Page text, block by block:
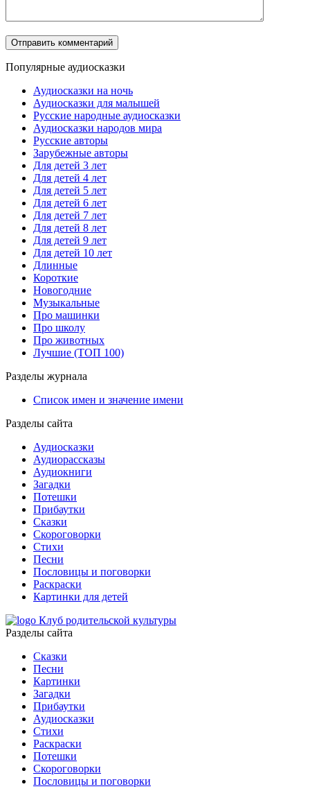
Популярные аудиосказки
Аудиосказки на ночь
Аудиосказки для малышей
Русские народные аудиосказки
Аудиосказки народов мира
Русские авторы
Зарубежные авторы
Для детей 3 лет
Для детей 4 лет
Для детей 5 лет
Для детей 6 лет
Для детей 7 лет
Для детей 8 лет
Для детей 9 лет
Для детей 10 лет
Длинные
Короткие
Новогодние
Музыкальные
Про машинки
Про школу
Про животных
Лучшие (ТОП 100)
Разделы журнала
Список имен и значение имени
Разделы сайта
Аудиосказки
Аудиорассказы
Аудиокниги
Загадки
Потешки
Прибаутки
Сказки
Скороговорки
Стихи
Песни
Пословицы и поговорки
Раскраски
Картинки для детей
Клуб родительской культуры
Разделы сайта
Сказки
Песни
Картинки
Загадки
Прибаутки
Аудиосказки
Стихи
Раскраски
Потешки
Скороговорки
Пословицы и поговорки